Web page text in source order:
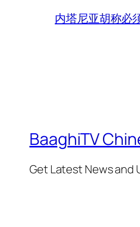
内塔尼亚胡称必
BaaghiTV
Get Latest News and